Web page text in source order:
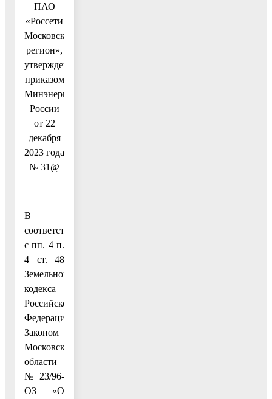
ПАО
«Россети
Московский
регион»,
утвержденной
приказом
Минэнерго
России
от 22
декабря
2023 года
№ 31@
В
соответствии
с пп. 4 п.
4 ст. 48
Земельного
кодекса
Российской
Федерации,
Законом
Московской
области
№ 23/96-
ОЗ «О